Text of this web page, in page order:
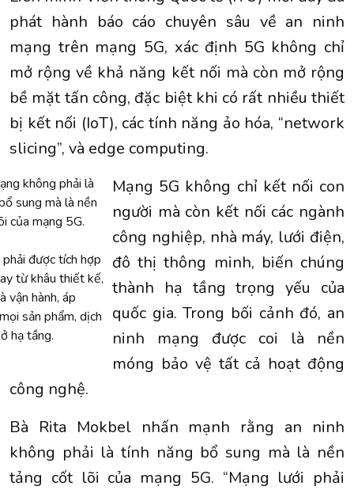
phát hành báo cáo chuyên sâu về an ninh
mạng trên mạng 5G, xác định 5G không chỉ
mở rộng về khả năng kết nối mà còn mở rộng
bề mặt tấn công, đặc biệt khi có rất nhiều thiết
bị kết nối (IoT), các tính năng ảo hóa, “network
slicing”, và edge computing.
không phải là
sung mà là nền
của mạng 5G.
được tích hợp
từ khâu thiết kế,
vận hành, áp
sản phẩm, dịch
hạ tầng.
Mạng 5G không chỉ kết nối con
người mà còn kết nối các ngành
công nghiệp, nhà máy, lưới điện,
đô thị thông minh, biến chúng
thành hạ tầng trọng yếu của
quốc gia. Trong bối cảnh đó, an
ninh mạng được coi là nền
móng bảo vệ tất cả hoạt động
công nghệ.
Bà Rita Mokbel nhấn mạnh rằng an ninh
không phải là tính năng bổ sung mà là nền
tảng cốt lõi của mạng 5G. “Mạng lưới phải